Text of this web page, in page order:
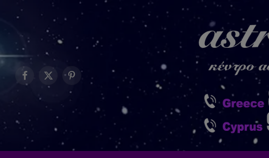
Facebook
X
(Twitter)
Pinterest